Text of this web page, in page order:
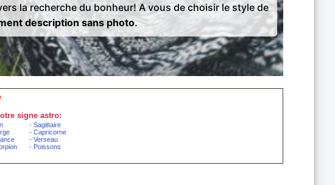
la recherche du bonheur! A vous de choisir le style de
description sans photo.